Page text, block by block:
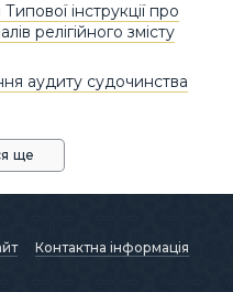
інструкції про
релігійного змісту
аудиту судочинства
ще
Контактна інформація